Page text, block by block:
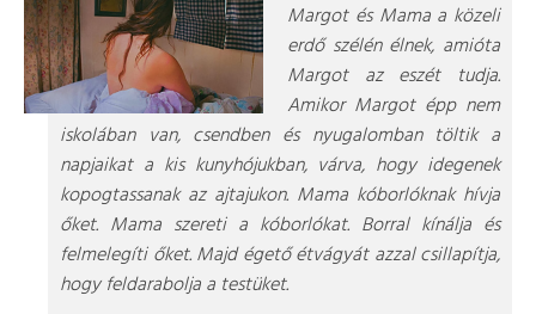
Margot és Mama a közeli
erdő szélén élnek, amióta
Margot az eszét tudja.
Amikor Margot épp nem
iskolában van, csendben és nyugalomban töltik a
napjaikat a kis kunyhójukban, várva, hogy idegenek
kopogtassanak az ajtajukon. Mama kóborlóknak hívja
őket. Mama szereti a kóborlókat. Borral kínálja és
felmelegíti őket. Majd égető étvágyát azzal csillapítja,
hogy feldarabolja a testüket.